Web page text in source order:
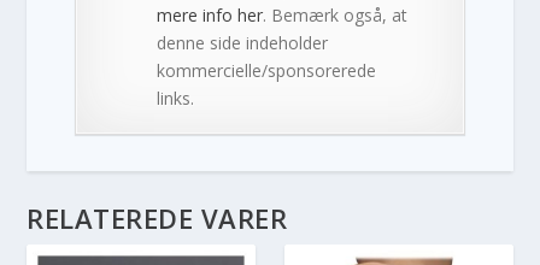
mere info her. Bemærk også, at
denne side indeholder
kommercielle/sponsorerede
links.
RELATEREDE VARER